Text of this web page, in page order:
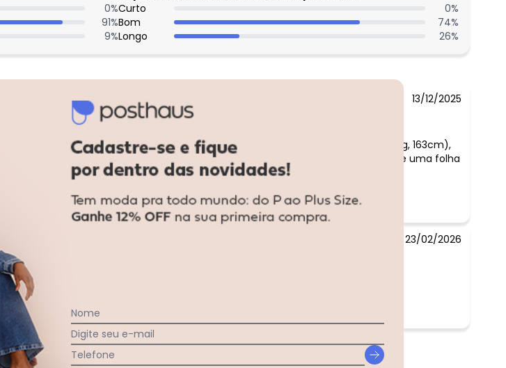
0%
91%
9%
Curto
0%
Bom
74%
Longo
26%
13/12/2025
Comprei G4 pra ficar mais soltinha e ficou grande (110kg, 163cm),
vou trocar. A blusa é ótima, recomendo. Foto ao lado de uma folha
branca pra dar uma noção melhor do tom de bege.
23/02/2026
todas as avaliações
Nome
Digite seu e-mail
Telefone